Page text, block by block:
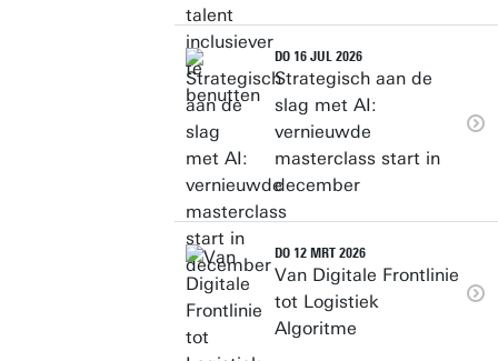
DO 16 JUL 2026
Strategisch aan de
slag met AI:
vernieuwde
masterclass start in
december
DO 12 MRT 2026
Van Digitale Frontlinie
tot Logistiek
Algoritme